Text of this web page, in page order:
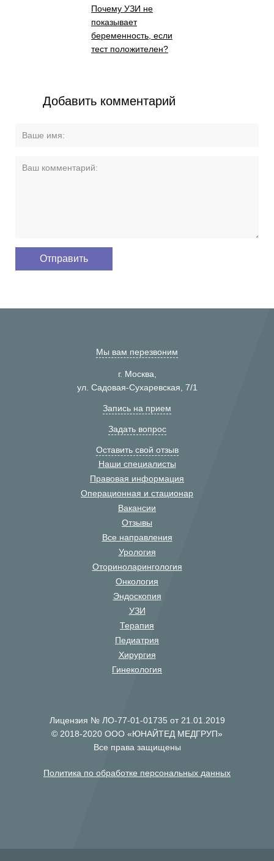
Почему УЗИ не
показывает
беременность, если
тест положителен?
Добавить комментарий
Мы вам перезвоним
г. Москва,
ул. Садовая-Сухаревская, 7/1
Запись на прием
Задать вопрос
Оставить свой отзыв
Наши специалисты
Правовая информация
Операционная и стационар
Вакансии
Отзывы
Все направления
Урология
Оториноларингология
Онкология
Эндоскопия
УЗИ
Терапия
Педиатрия
Хирургия
Гинекология
Лицензия № ЛО-77-01-01735 от 21.01.2019
© 2018-2020 ООО «ЮНАЙТЕД МЕДГРУП»
Все права защищены
Политика по обработке персональных данных